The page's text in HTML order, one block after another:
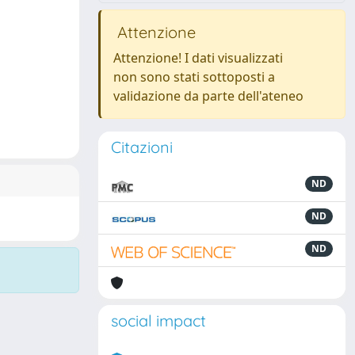
Attenzione
Attenzione! I dati visualizzati
non sono stati sottoposti a
validazione da parte dell'ateneo
Citazioni
ND
ND
ND
social impact